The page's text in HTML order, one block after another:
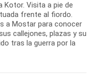
Kotor. Visita a pie de
frente al fiordo.
a Mostar para conocer
callejones, plazas y su
tras la guerra por la